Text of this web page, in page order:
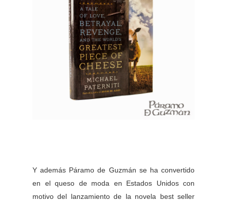
Y además Páramo de Guzmán se ha convertido
en el queso de moda en Estados Unidos con
motivo del lanzamiento de la novela best seller